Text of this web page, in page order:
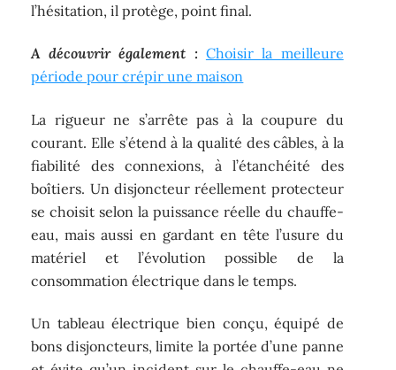
l’hésitation, il protège, point final.
A découvrir également : Choisir la meilleure
période pour crépir une maison
La rigueur ne s’arrête pas à la coupure du
courant. Elle s’étend à la qualité des câbles, à la
fiabilité des connexions, à l’étanchéité des
boîtiers. Un disjoncteur réellement protecteur
se choisit selon la puissance réelle du chauffe-
eau, mais aussi en gardant en tête l’usure du
matériel et l’évolution possible de la
consommation électrique dans le temps.
Un tableau électrique bien conçu, équipé de
bons disjoncteurs, limite la portée d’une panne